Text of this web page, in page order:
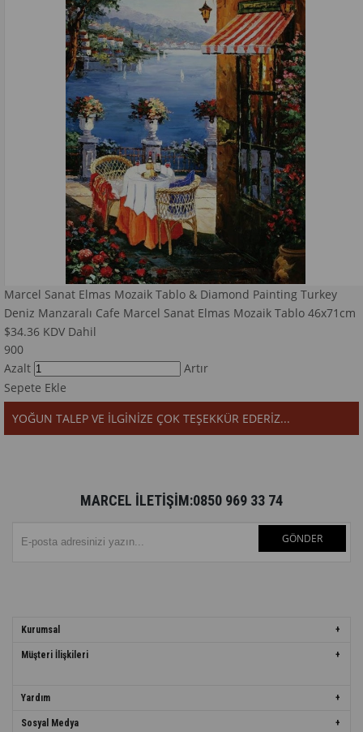
Marcel Sanat Elmas Mozaik Tablo & Diamond Painting Turkey
Deniz Manzaralı Cafe Marcel Sanat Elmas Mozaik Tablo 46x71cm
$34.36 KDV Dahil
900
Azalt
Artır
Sepete Ekle
YOĞUN TALEP VE İLGİNİZE ÇOK TEŞEKKÜR EDERİZ...
MARCEL İLETİŞİM:0850 969 33 74
GÖNDER
Kurumsal
Müşteri İlişkileri
Yardım
Sosyal Medya